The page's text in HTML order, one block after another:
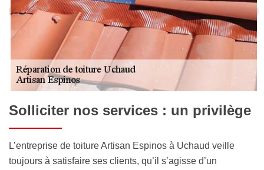
Solliciter nos services : un privilège
L’entreprise de toiture Artisan Espinos à Uchaud veille
toujours à satisfaire ses clients, qu’il s’agisse d’un